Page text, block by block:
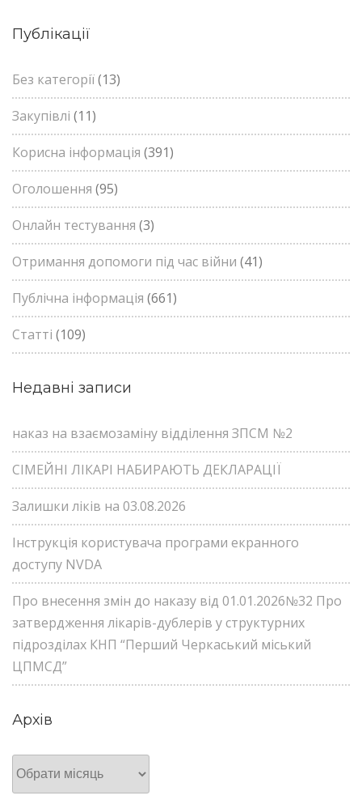
Публікації
Без категорії(13)
Закупівлі (11)
Корисна інформація (391)
Оголошення (95)
Онлайн тестування (3)
Отримання допомоги під час війни (41)
Публічна інформація (661)
Статті (109)
Недавні записи
наказ на взаємозаміну відділення ЗПСМ №2
СІМЕЙНІ ЛІКАРІ НАБИРАЮТЬ ДЕКЛАРАЦІЇ
Залишки ліків на 03.08.2026
Інструкція користувача програми екранного
доступу NVDA
Про внесення змін до наказу від 01.01.2026№32 Про
затвердження лікарів-дублерів у структурних
підрозділах КНП “Перший Черкаський міський
ЦПМСД”
Архів
Архів